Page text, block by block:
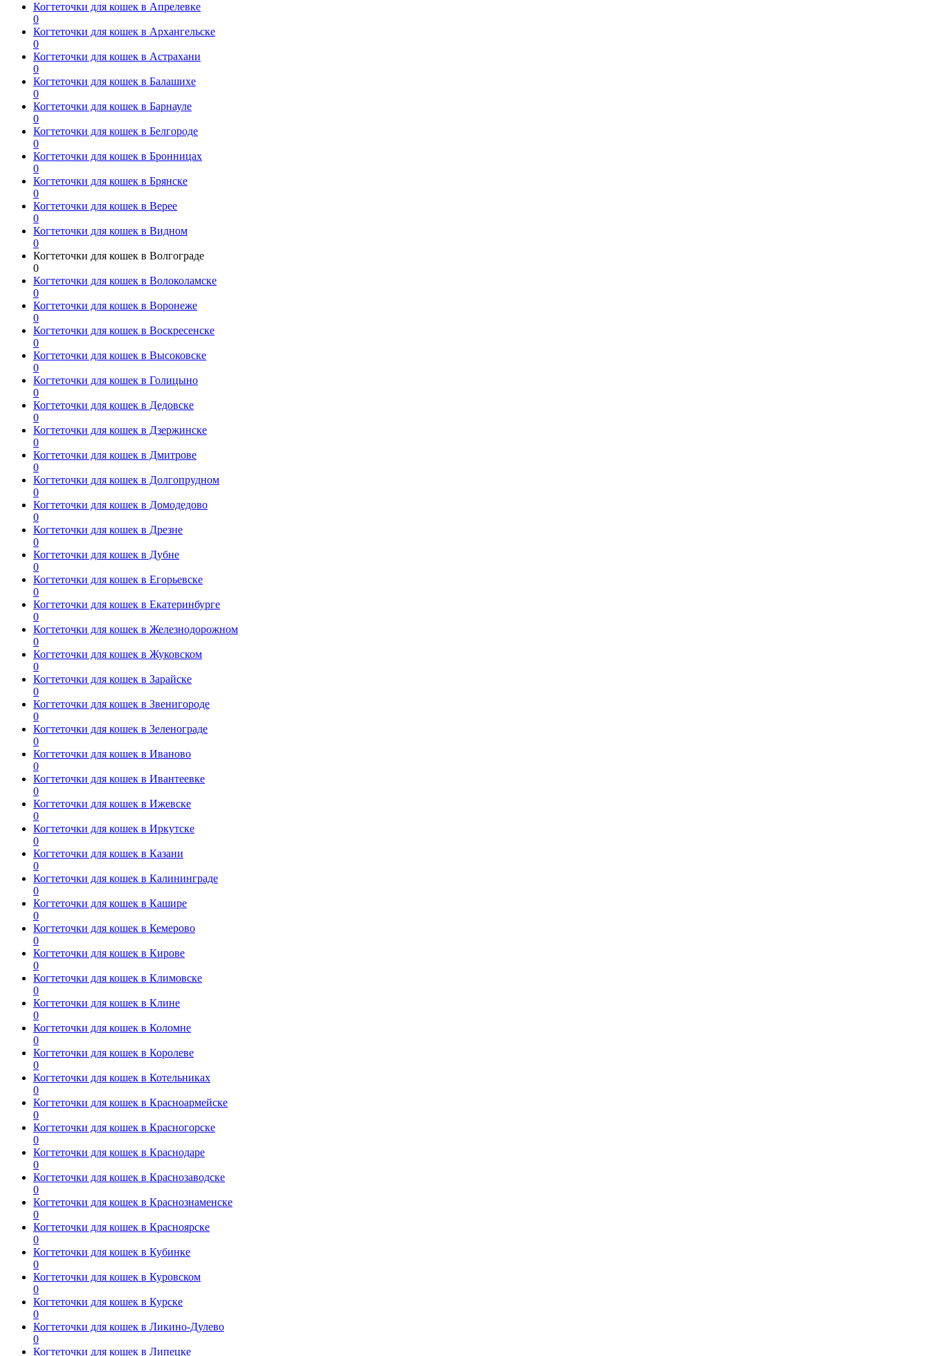
Когтеточки для кошек в Апрелевке
0
Когтеточки для кошек в Архангельске
0
Когтеточки для кошек в Астрахани
0
Когтеточки для кошек в Балашихе
0
Когтеточки для кошек в Барнауле
0
Когтеточки для кошек в Белгороде
0
Когтеточки для кошек в Бронницах
0
Когтеточки для кошек в Брянске
0
Когтеточки для кошек в Верее
0
Когтеточки для кошек в Видном
0
Когтеточки для кошек в Волгограде
0
Когтеточки для кошек в Волоколамске
0
Когтеточки для кошек в Воронеже
0
Когтеточки для кошек в Воскресенске
0
Когтеточки для кошек в Высоковске
0
Когтеточки для кошек в Голицыно
0
Когтеточки для кошек в Дедовске
0
Когтеточки для кошек в Дзержинске
0
Когтеточки для кошек в Дмитрове
0
Когтеточки для кошек в Долгопрудном
0
Когтеточки для кошек в Домодедово
0
Когтеточки для кошек в Дрезне
0
Когтеточки для кошек в Дубне
0
Когтеточки для кошек в Егорьевске
0
Когтеточки для кошек в Екатеринбурге
0
Когтеточки для кошек в Железнодорожном
0
Когтеточки для кошек в Жуковском
0
Когтеточки для кошек в Зарайске
0
Когтеточки для кошек в Звенигороде
0
Когтеточки для кошек в Зеленограде
0
Когтеточки для кошек в Иваново
0
Когтеточки для кошек в Ивантеевке
0
Когтеточки для кошек в Ижевске
0
Когтеточки для кошек в Иркутске
0
Когтеточки для кошек в Казани
0
Когтеточки для кошек в Калининграде
0
Когтеточки для кошек в Кашире
0
Когтеточки для кошек в Кемерово
0
Когтеточки для кошек в Кирове
0
Когтеточки для кошек в Климовске
0
Когтеточки для кошек в Клине
0
Когтеточки для кошек в Коломне
0
Когтеточки для кошек в Королеве
0
Когтеточки для кошек в Котельниках
0
Когтеточки для кошек в Красноармейске
0
Когтеточки для кошек в Красногорске
0
Когтеточки для кошек в Краснодаре
0
Когтеточки для кошек в Краснозаводске
0
Когтеточки для кошек в Краснознаменске
0
Когтеточки для кошек в Красноярске
0
Когтеточки для кошек в Кубинке
0
Когтеточки для кошек в Куровском
0
Когтеточки для кошек в Курске
0
Когтеточки для кошек в Ликино-Дулево
0
Когтеточки для кошек в Липецке